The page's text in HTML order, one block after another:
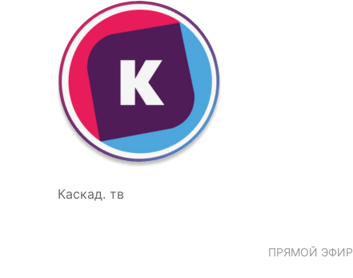
Каскад. тв
ПРЯМОЙ ЭФИР